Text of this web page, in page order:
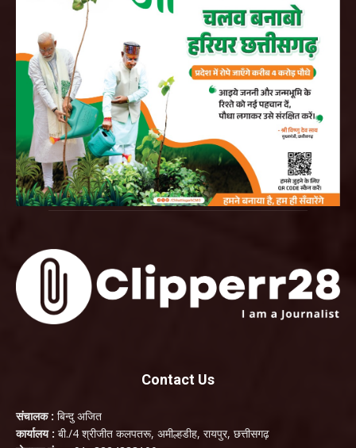
Contact Us
संचालक : बिन्दु अजित
कार्यालय : बी./4 श्रीजीत कलपतरू, अमील्हडीह, रायपुर, छत्तीसगढ़